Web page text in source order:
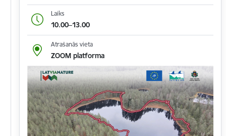
Laiks
10.00–13.00
Atrašanās vieta
ZOOM platforma